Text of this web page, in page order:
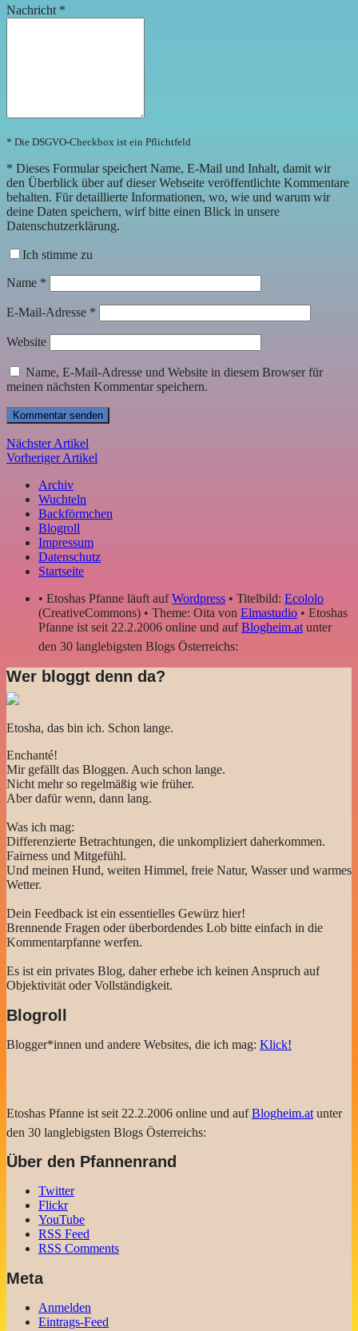
Nachricht *
* Die DSGVO-Checkbox ist ein Pflichtfeld
* Dieses Formular speichert Name, E-Mail und Inhalt, damit wir
den Überblick über auf dieser Webseite veröffentlichte Kommentare
behalten. Für detaillierte Informationen, wo, wie und warum wir
deine Daten speichern, wirf bitte einen Blick in unsere
Datenschutzerklärung.
Ich stimme zu
Name *
E-Mail-Adresse *
Website
Name, E-Mail-Adresse und Website in diesem Browser für
meinen nächsten Kommentar speichern.
Nächster Artikel
Vorheriger Artikel
Archiv
Wuchteln
Backförmchen
Blogroll
Impressum
Datenschutz
Startseite
• Etoshas Pfanne läuft aufWordpress • Titelbild: Ecololo
(CreativeCommons) • Theme: Oita von Elmastudio • Etoshas
Pfanne ist seit 22.2.2006 online und aufBlogheim.atunter
den 30 langlebigsten Blogs Österreichs:
Wer bloggt denn da?
Etosha, das bin ich. Schon lange.
Enchanté!
Mir gefällt das Bloggen. Auch schon lange.
Nicht mehr so regelmäßig wie früher.
Aber dafür wenn, dann lang.
Was ich mag:
Differenzierte Betrachtungen, die unkompliziert daherkommen.
Fairness und Mitgefühl.
Und meinen Hund, weiten Himmel, freie Natur, Wasser und warmes
Wetter.
Dein Feedback ist ein essentielles Gewürz hier!
Brennende Fragen oder überbordendes Lob bitte einfach in die
Kommentarpfanne werfen.
Es ist ein privates Blog, daher erhebe ich keinen Anspruch auf
Objektivität oder Vollständigkeit.
Blogroll
Blogger*innen und andere Websites, die ich mag: Klick!
Etoshas Pfanne ist seit 22.2.2006 online und aufBlogheim.at unter
den 30 langlebigsten Blogs Österreichs:
Über den Pfannenrand
Twitter
Flickr
YouTube
RSS Feed
RSS Comments
Meta
Anmelden
Eintrags-Feed